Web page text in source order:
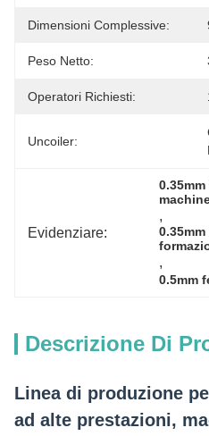
Dimensioni Complessive:
Peso Netto:
Operatori Richiesti:
Uncoiler:
Evidenziare:
,
,
0.5mm
Descrizione Di
Linea di produzione
ad alte prestazioni,